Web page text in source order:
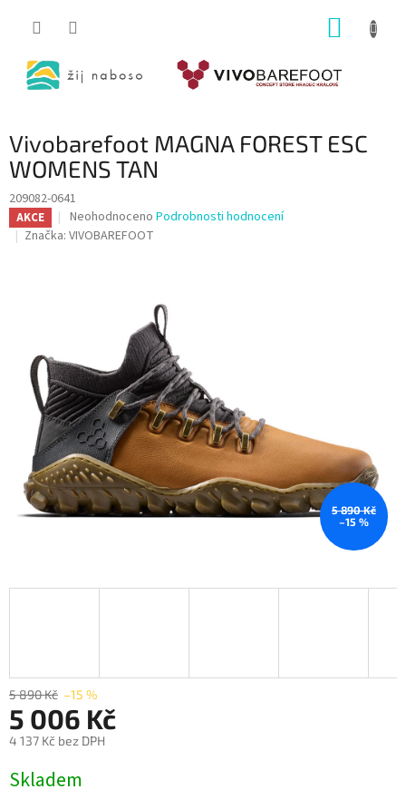
Vivobarefoot MAGNA FOREST ESC
WOMENS TAN
209082-0641
AKCE
Průměrné
hodnocení
Neohodnoceno Podrobnosti hodnocení
Značka: VIVOBAREFOOT
5 890 Kč
–15 %
5 890 Kč –15 %
5 006 Kč
4 137 Kč bez DPH
cena:
Skladem